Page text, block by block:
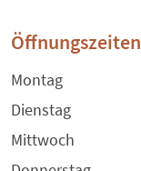
Öffnungszeiten
Montag
Dienstag
Mittwoch